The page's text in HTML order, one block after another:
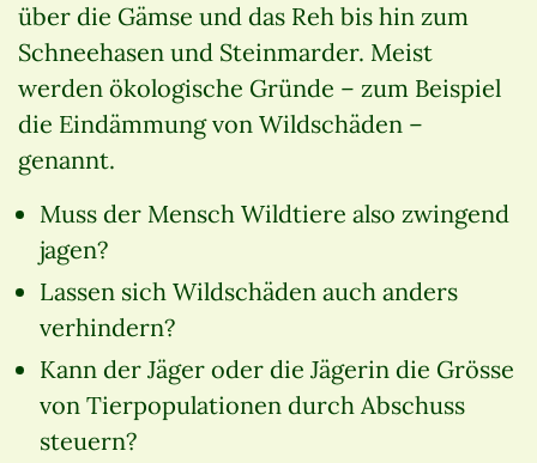
über die Gämse und das Reh bis hin zum
Schneehasen und Steinmarder. Meist
werden ökologische Gründe – zum Beispiel
die Eindämmung von Wildschäden –
genannt.
Muss der Mensch Wildtiere also zwingend
jagen?
Lassen sich Wildschäden auch anders
verhindern?
Kann der Jäger oder die Jägerin die Grösse
von Tierpopulationen durch Abschuss
steuern?